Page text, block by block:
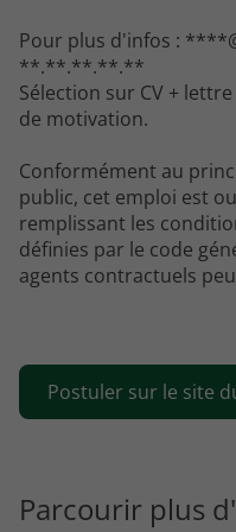
Pour plus d'infos :
**.**.**.**.**
Sélection sur CV +
de motivation.
Conformément au
public, cet emploi est
remplissant les
définies par le code
agents contractuels
Postuler sur le site
Parcourir plus